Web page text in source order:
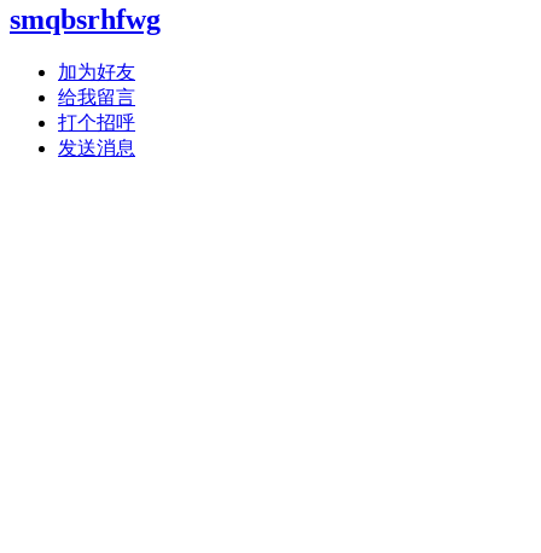
smqbsrhfwg
加为好友
给我留言
打个招呼
发送消息